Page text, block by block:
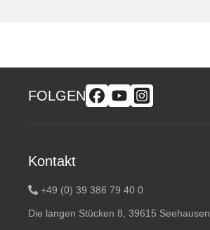
FOLGEN
Kontakt
+49 (0) 39 386 79 40 0
Die langen Stücken 8, 39615 Seehausen